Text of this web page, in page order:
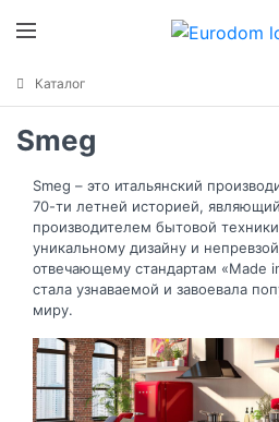
Каталог
Smeg
Smeg – это итальянский
70-ти летней историей,
производителем бытовой
уникальному дизайну и
отвечающему стандартам «Made
стала узнаваемой и завоевала
миру.